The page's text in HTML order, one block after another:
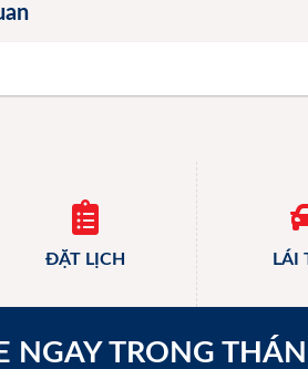
ĐẶT LỊCH LÁI
NGAY TRONG